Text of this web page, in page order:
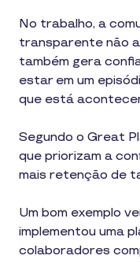
No trabalho, a
transparente não
também gera
estar em um
que está
Segundo o Great
que priorizam a
mais retenção de
Um bom exemplo
implementou uma
colaboradores